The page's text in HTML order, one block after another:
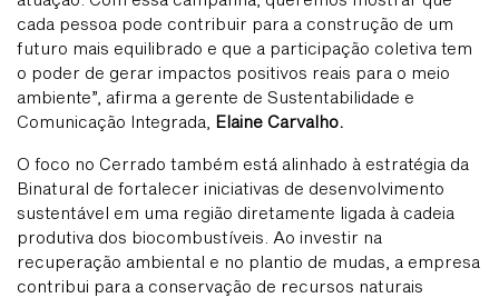
cada pessoa pode contribuir para a construção de um
futuro mais equilibrado e que a participação coletiva tem
o poder de gerar impactos positivos reais para o meio
ambiente”, afirma a gerente de Sustentabilidade e
Comunicação Integrada, Elaine Carvalho.
O foco no Cerrado também está alinhado à estratégia da
Binatural de fortalecer iniciativas de desenvolvimento
sustentável em uma região diretamente ligada à cadeia
produtiva dos biocombustíveis. Ao investir na
recuperação ambiental e no plantio de mudas, a empresa
contribui para a conservação de recursos naturais